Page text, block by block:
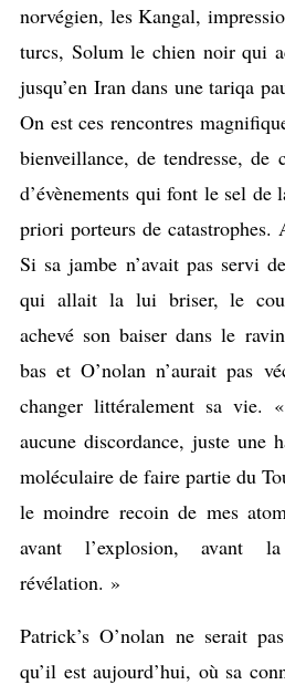
norvégien, les Kangal,
turcs, Solum le chien noir qui
jusqu’en Iran dans une tariqa
On est ces rencontres
bienveillance, de tendresse, de
d’évènements qui font le sel de
priori porteurs de
Si sa jambe n’avait pas servi
qui allait la lui briser, le
achevé son baiser dans le
bas et O’nolan n’aurait pas
changer littéralement sa vie. «
aucune discordance, juste une
moléculaire de faire partie du
le moindre recoin de mes
avant l’explosion, avant
révélation. »
Patrick’s O’nolan ne serait
qu’il est aujourd’hui, où sa